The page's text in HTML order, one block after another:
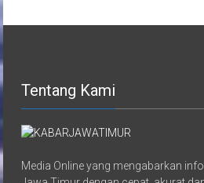
Tentang Kami
Media Online yang mengabarkan